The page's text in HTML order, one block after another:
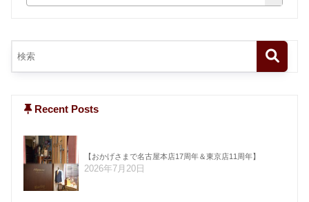
Recent Posts
【おかげさまで名古屋本店17周年＆東京店11周年】
2026年7月20日